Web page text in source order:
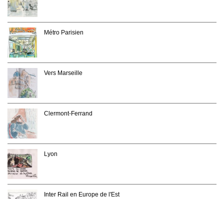
Métro Parisien
Vers Marseille
Clermont-Ferrand
Lyon
Inter Rail en Europe de l'Est